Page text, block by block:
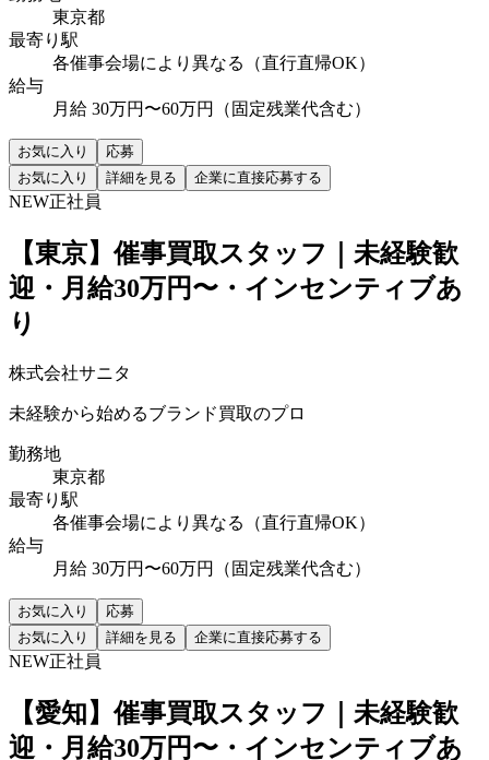
東京都
最寄り駅
各催事会場により異なる（直行直帰OK）
給与
月給 30万円〜60万円（固定残業代含む）
お気に入り
応募
お気に入り
詳細を見る 企業に直接応募する
NEW正社員
【東京】催事買取スタッフ｜未経験歓
迎・月給30万円〜・インセンティブあ
り
株式会社サニタ
未経験から始めるブランド買取のプロ
勤務地
東京都
最寄り駅
各催事会場により異なる（直行直帰OK）
給与
月給 30万円〜60万円（固定残業代含む）
お気に入り
応募
お気に入り
詳細を見る 企業に直接応募する
NEW正社員
【愛知】催事買取スタッフ｜未経験歓
迎・月給30万円〜・インセンティブあ